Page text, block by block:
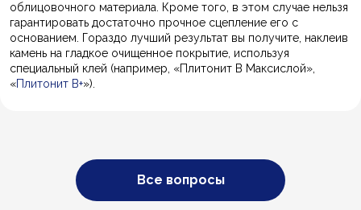
облицовочного материала. Кроме того, в этом случае нельзя
гарантировать достаточно прочное сцепление его с
основанием. Гораздо лучший результат вы получите, наклеив
камень на гладкое очищенное покрытие, используя
специальный клей (например, «Плитонит В Максислой»,
«Плитонит В+»).
Все вопросы